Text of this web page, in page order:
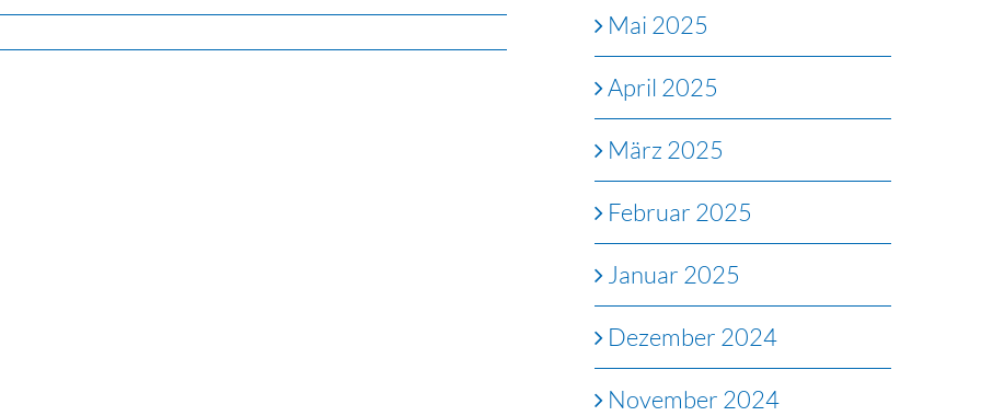
Mai 2025
April 2025
März 2025
Februar 2025
Januar 2025
Dezember 2024
November 2024